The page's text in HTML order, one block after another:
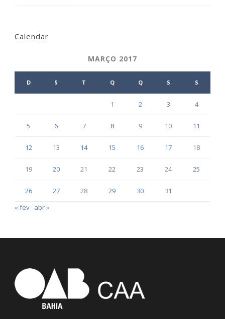
Calendar
MARÇO 2017
D S T Q Q S S
1 2 3 4
5 6 7 8 9 10 11
12 13 14 15 16 17 18
19 20 21 22 23 24 25
26 27 28 29 30
31
« fev abr »